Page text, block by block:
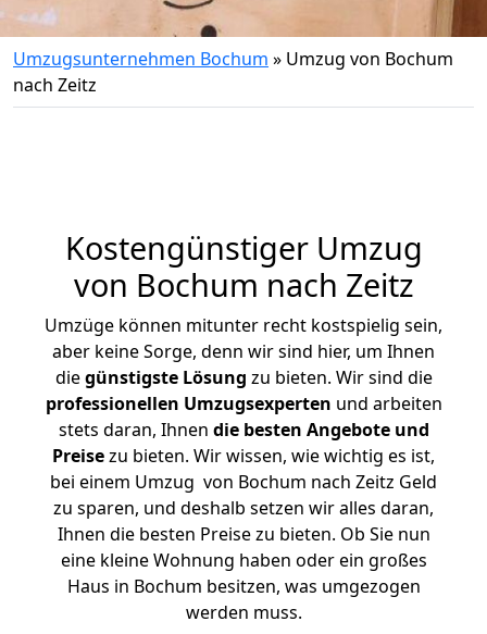
Umzugsunternehmen Bochum » Umzug von Bochum
nach Zeitz
Kostengünstiger Umzug
von Bochum nach Zeitz
Umzüge können mitunter recht kostspielig sein,
aber keine Sorge, denn wir sind hier, um Ihnen
diegünstigste Lösung zu bieten. Wir sind die
professionellen Umzugsexperten und arbeiten
stets daran, Ihnen die besten Angebote und
Preisezu bieten. Wir wissen, wie wichtig es ist,
bei einem Umzug von Bochum nach Zeitz Geld
zu sparen, und deshalb setzen wir alles daran,
Ihnen die besten Preise zu bieten. Ob Sie nun
eine kleine Wohnung haben oder ein großes
Haus in Bochum besitzen, was umgezogen
werden muss.